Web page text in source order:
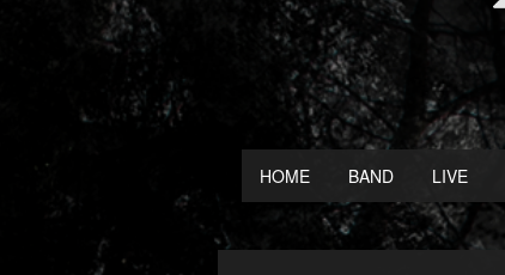
HOME BAND LIVE